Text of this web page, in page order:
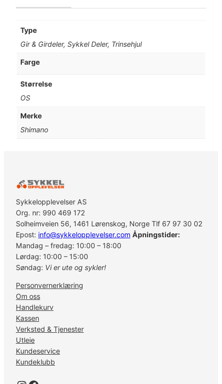
m
a
n
o
1
0
5
D
-
5
7
0
0
,
9
Type
Gir & Girdeler, Sykkel Deler, Trinsehjul
Farge
Størrelse
OS
Merke
Shimano
Sykkelopplevelser AS
Org. nr: 990 469 172
Solheimveien 56, 1461 Lørenskog, Norge Tlf 67 97 30 02
Epost: info@sykkelopplevelser.com Åpningstider:
Mandag – fredag: 10:00 – 18:00
Lørdag: 10:00 – 15:00
Søndag: Vi er ute og sykler!
Personvernerklæring
Om oss
Handlekurv
Kassen
Verksted & Tjenester
Utleie
Kundeservice
Kundeklubb